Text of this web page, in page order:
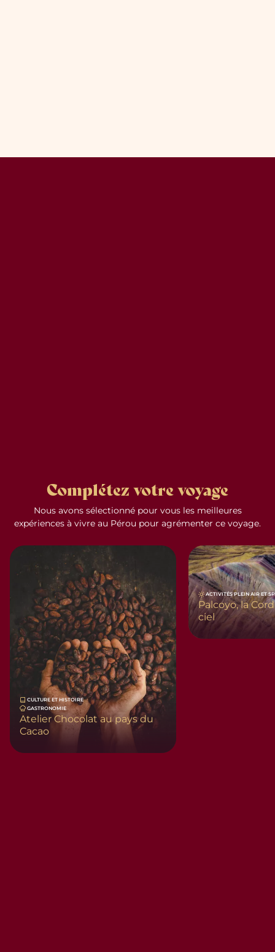
Complétez votre voyage
Nous avons sélectionné pour vous les meilleures
expériences à vivre au Pérou pour agrémenter ce voyage.
CULTURE ET HISTOIRE
GASTRONOMIE
Atelier Chocolat au pays du
Cacao
ACTIVITÉS PLEIN AIR ET
Palcoyo, la
ciel